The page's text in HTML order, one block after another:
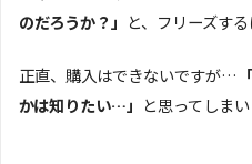
のだろうか？」 と、フリーズす
正直、購入はできないですが…
かは知りたい…」 と思ってしまい